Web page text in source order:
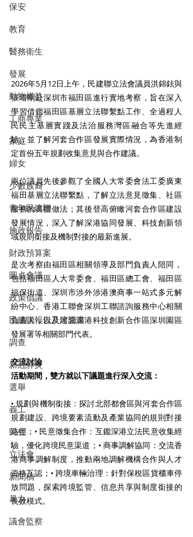
保安
教育
醫務衛生
發展
動物權益
工商專業
家庭
婦女
少數族裔
青年民建聯
施政報告
財政預算案
圓桌會議
政策倡議
民建聯報告及建議書
調查
新冠肺炎
選舉
義工
民生
立法會
新聞稿
暴力
議會監察
2026年5月12日上午，民建聯立法會議員洪錦鉉與
張培剛赴深圳市福田區進行實地考察，旨在深入
學習借鑑福田區基層立法聯繫點工作、全過程人
民民主基層實踐及法治服務灣區融合等先進經
驗，並了解河套合作區發展實際情況，為香港制
定首份五年規劃收集意見與合作建議。
兩位議員先後參觀了全國人大常委會法工委廣東
福田基層立法聯繫點，了解立法意見徵集、社區
服務的具體做法；其後登高俯瞰河套合作區建設
發展情況，深入了解深港協同發展、科技創新領
域規則銜接及機制對接的最新進展。
是次考察由福田區相關領導及部門負責人陪同，
包括福田區人大常委會、福田區總工會、福田區
福保街道、深圳市涉外涉港澳商事一站式多元解
紛中心、香港工聯會深圳工聯諮詢服務中心相關
負責人，以及河套深港科技創新合作區深圳園區
發展署等相關部門代表。
交流討論
活動期間，雙方就以下議題進行深入交流：
• 規劃與機制銜接：探討北部都會區與河套合作區
規劃建設、跨境要素流動及產業協同的規則對接
路徑；• 民意徵集合作：互鑑深港立法民意收集經
驗，優化跨境民意渠道；• 商事調解協同：交流香
港商事調解制度，推動兩地調解機構合作與人才
資格互認；• 跨境車輛治理：針對保稅區貨櫃車停
放問題，探索跨境監管、信息共享與制度銜接的
長效模式。